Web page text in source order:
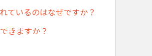
ているのはなぜですか？
きますか？